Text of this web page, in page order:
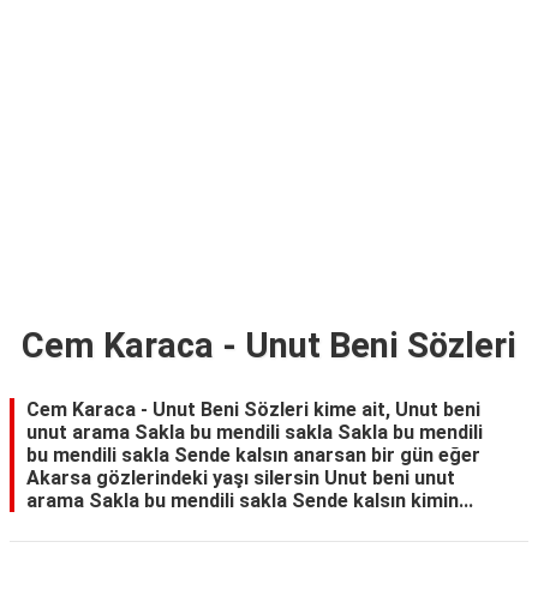
Cem Karaca - Unut Beni Sözleri
Cem Karaca - Unut Beni Sözleri kime ait, Unut beni
unut arama Sakla bu mendili sakla Sakla bu mendili
bu mendili sakla Sende kalsın anarsan bir gün eğer
Akarsa gözlerindeki yaşı silersin Unut beni unut
arama Sakla bu mendili sakla Sende kalsın kimin...